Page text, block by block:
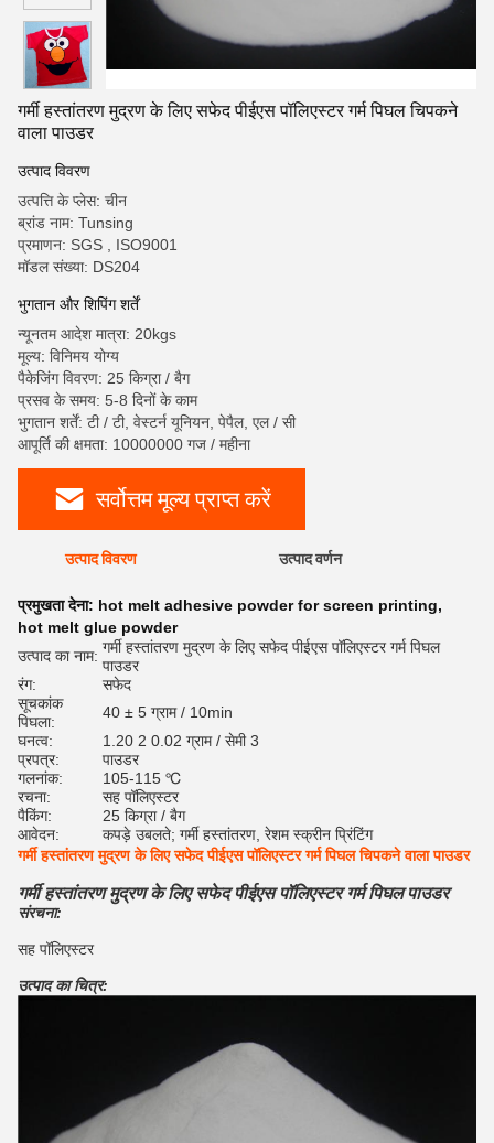
गर्मी हस्तांतरण मुद्रण के लिए सफेद पीईएस पॉलिएस्टर गर्म पिघल चिपकने
वाला पाउडर
उत्पाद विवरण
उत्पत्ति के प्लेस: चीन
ब्रांड नाम: Tunsing
प्रमाणन: SGS , ISO9001
मॉडल संख्या: DS204
भुगतान और शिपिंग शर्तें
न्यूनतम आदेश मात्रा: 20kgs
मूल्य: विनिमय योग्य
पैकेजिंग विवरण: 25 किग्रा / बैग
प्रसव के समय: 5-8 दिनों के काम
भुगतान शर्तें: टी / टी, वेस्टर्न यूनियन, पेपैल, एल / सी
आपूर्ति की क्षमता: 10000000 गज / महीना
सर्वोत्तम मूल्य प्राप्त करें
उत्पाद विवरण उत्पाद वर्णन
प्रमुखता देना: hot melt adhesive powder for screen printing,
hot melt glue powder
उत्पाद का नाम: गर्मी हस्तांतरण मुद्रण के लिए सफेद पीईएस पॉलिएस्टर गर्म पिघल
पाउडर
रंग:
सफेद
सूचकांक
पिघला:
40 ± 5 ग्राम / 10min
घनत्व:
1.20 2 0.02 ग्राम / सेमी 3
प्रपत्र:
पाउडर
गलनांक:
105-115 ℃
रचना:
सह पॉलिएस्टर
पैकिंग:
25 किग्रा / बैग
आवेदन:
कपड़े उबलते; गर्मी हस्तांतरण, रेशम स्क्रीन प्रिंटिंग
गर्मी हस्तांतरण मुद्रण के लिए सफेद पीईएस पॉलिएस्टर गर्म पिघल चिपकने वाला पाउडर
गर्मी हस्तांतरण मुद्रण के लिए सफेद पीईएस पॉलिएस्टर गर्म पिघल पाउडर
संरचना:
सह पॉलिएस्टर
उत्पाद का चित्र: